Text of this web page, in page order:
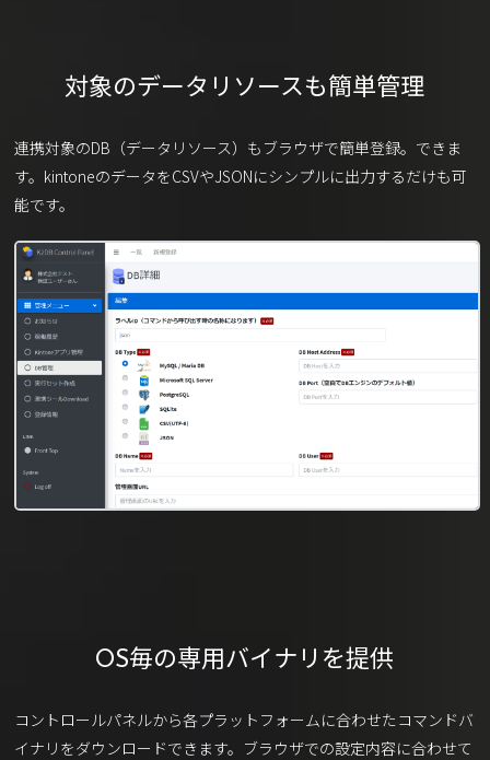
対象のデータリソースも簡単管理
連携対象のDB（データリソース）もブラウザで簡単登録。できま
す。kintoneのデータをCSVやJSONにシンプルに出力するだけも可
能です。
OS毎の専用バイナリを提供
コントロールパネルから各プラットフォームに合わせたコマンドバ
イナリをダウンロードできます。ブラウザでの設定内容に合わせて